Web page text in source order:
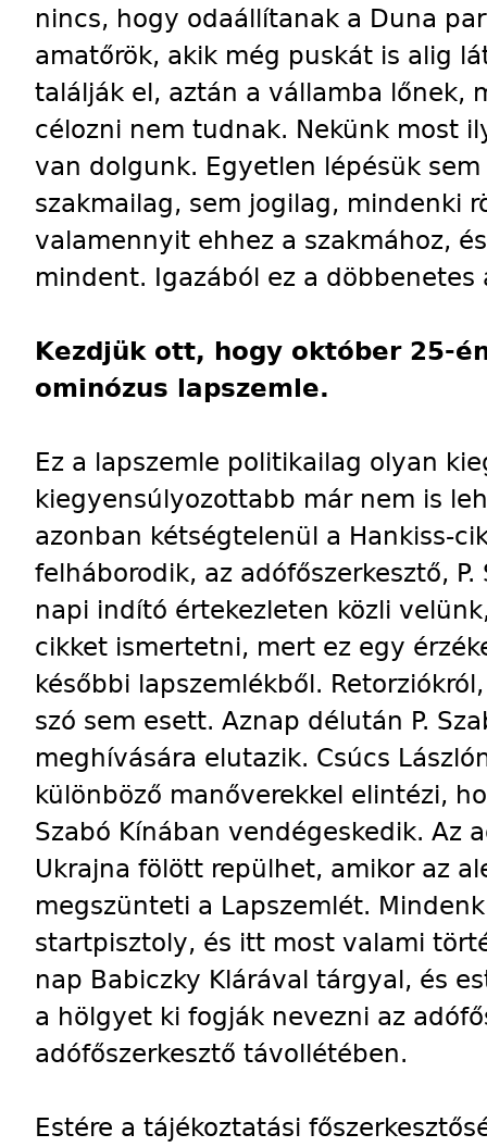
nincs, hogy odaállítanak a Duna
amatőrök, akik még puskát is alig
találják el, aztán a vállamba lőnek,
célozni nem tudnak. Nekünk most
van dolgunk. Egyetlen lépésük
szakmailag, sem jogilag, mindenki
valamennyit ehhez a szakmához,
mindent. Igazából ez a döbbenetes
Kezdjük ott, hogy október 25-
ominózus lapszemle.
Ez a lapszemle politikailag olyan
kiegyensúlyozottabb már nem is
azonban kétségtelenül a Hankiss-
felháborodik, az adófőszerkesztő, P.
napi indító értekezleten közli
cikket ismertetni, mert ez egy
későbbi lapszemlékből.
szó sem esett. Aznap délután P.
meghívására elutazik. Csúcs
különböző manőverekkel elintézi,
Szabó Kínában vendégeskedik. Az
Ukrajna fölött repülhet, amikor az
megszünteti a Lapszemlét.
startpisztoly, és itt most valami
nap Babiczky Klárával tárgyal, és
a hölgyet ki fogják nevezni az
adófőszerkesztő távollétében.
Estére a tájékoztatási